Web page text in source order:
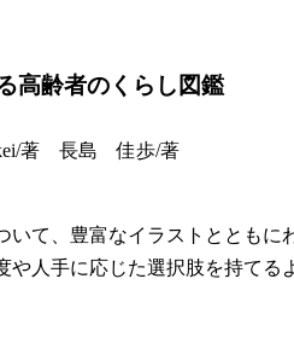
高齢者のくらし図鑑
kei/著 長島 佳歩/著
いて、豊富なイラストととも
や人手に応じた選択肢を持てる